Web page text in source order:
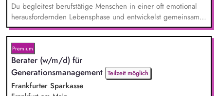
Du begleitest berufstätige Menschen in einer oft emotional
herausfordernden Lebensphase und entwickelst gemeinsam
mit ihnen individuelle Lösungen. Zu deinen Aufgaben
gehören: Individuelle Beratung von pflegenden und
sorgenden Angehörigen, Case Management und Entwicklung
passgenauer Unterstützungslösungen, Vermittlung von Pflege-
und Unterstützungsangeboten, Planung und Durchführung
von Pro...
Premium
Berater (w/m/d) für
Generationsmanagement Teilzeit möglich
Frankfurter Sparkasse